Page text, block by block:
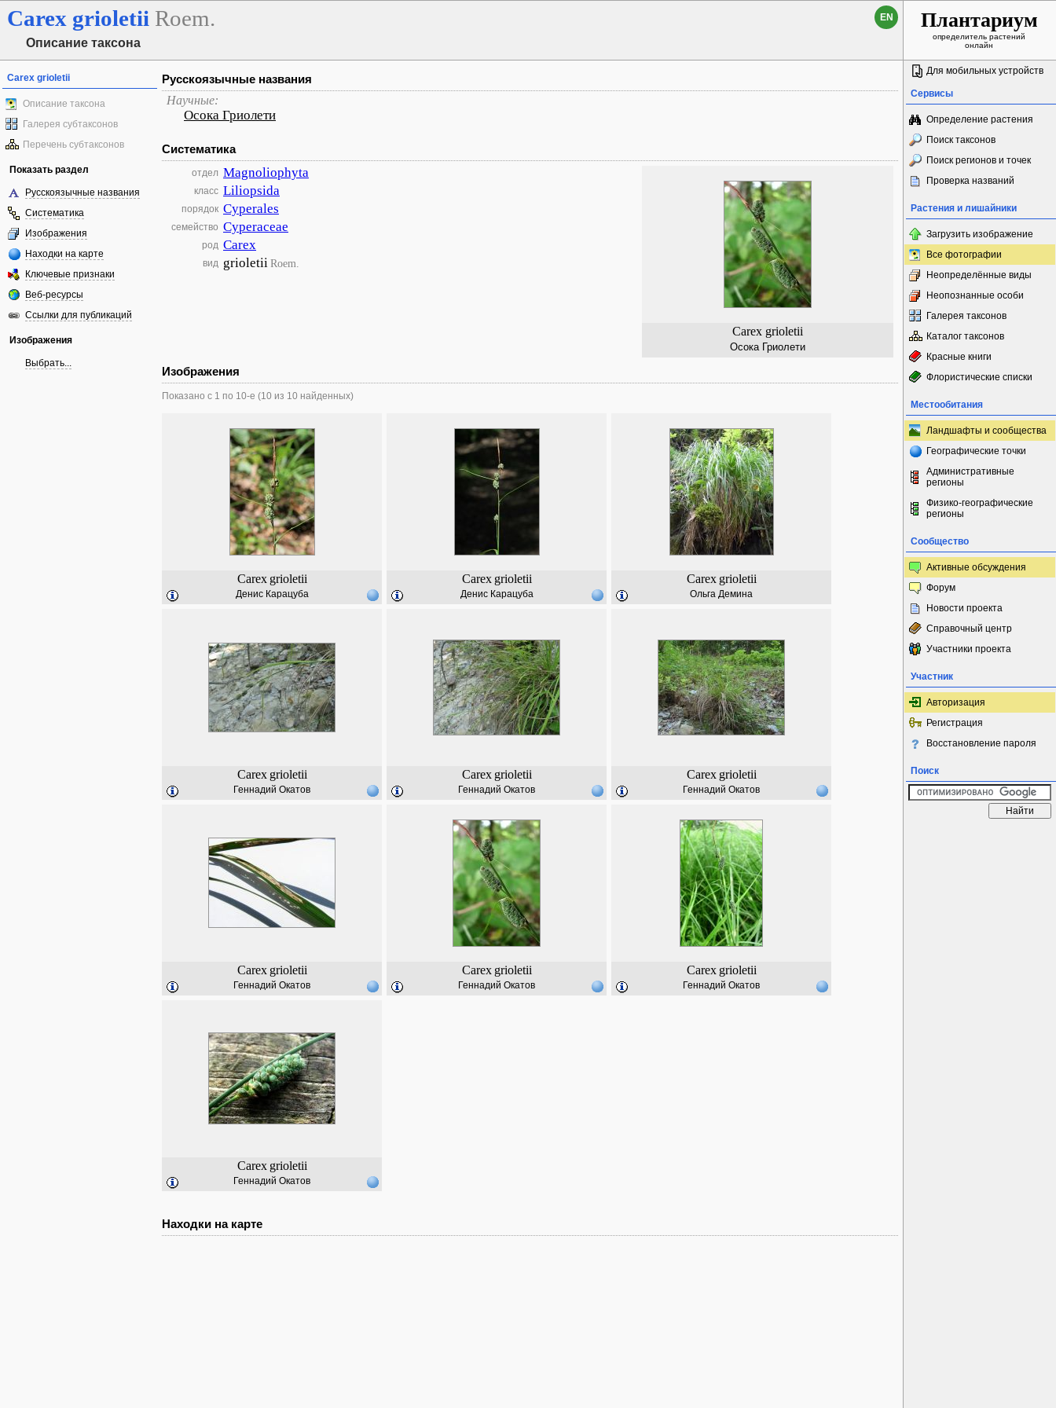
Carex grioletii Roem.
Описание таксона
EN Плантариум
определитель растений
онлайн
Carex grioletii
Описание таксона
Галерея субтаксонов
Перечень субтаксонов
Показать раздел
Русскоязычные названия
Систематика
Изображения
Находки на карте
Ключевые признаки
Веб-ресурсы
Ссылки для публикаций
Изображения
Выбрать...
Русскоязычные названия
Научные:
Осока Гриолети
Систематика
Carex grioletii
Осока Гриолети
отдел Magnoliophyta
класс Liliopsida
порядок Cyperales
семейство Cyperaceae
род Carex
вид grioletiiRoem.
Изображения
Показано с 1 по 10-е (10 из 10 найденных)
Carex grioletii
Денис Карацуба
Carex grioletii
Денис Карацуба
Carex grioletii
Ольга Демина
Carex grioletii
Геннадий Окатов
Carex grioletii
Геннадий Окатов
Carex grioletii
Геннадий Окатов
Carex grioletii
Геннадий Окатов
Carex grioletii
Геннадий Окатов
Carex grioletii
Геннадий Окатов
Carex grioletii
Геннадий Окатов
Находки на карте
Для мобильных устройств
Сервисы
Определение растения
Поиск таксонов
Поиск регионов и точек
Проверка названий
Растения и лишайники
Загрузить изображение
Все фотографии
Неопределённые виды
Неопознанные особи
Галерея таксонов
Каталог таксонов
Красные книги
Флористические списки
Местообитания
Ландшафты и сообщества
Географические точки
Административные
регионы
Физико-географические
регионы
Сообщество
Активные обсуждения
Форум
Новости проекта
Справочный центр
Участники проекта
Участник
Авторизация
Регистрация
Восстановление пароля
Поиск